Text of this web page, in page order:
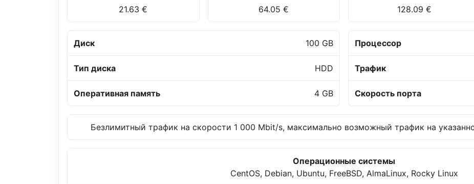
21.63 € 64.05 € 128.09 €
Диск 100 GB
Тип диска HDD
Оперативная память 4 GB
Процессор
Трафик
Скорость порта
Безлимитный трафик на скорости 1 000 Mbit/s, максимально возможный трафик на
Операционные системы
CentOS, Debian, Ubuntu, FreeBSD, AlmaLinux, Rocky Linux